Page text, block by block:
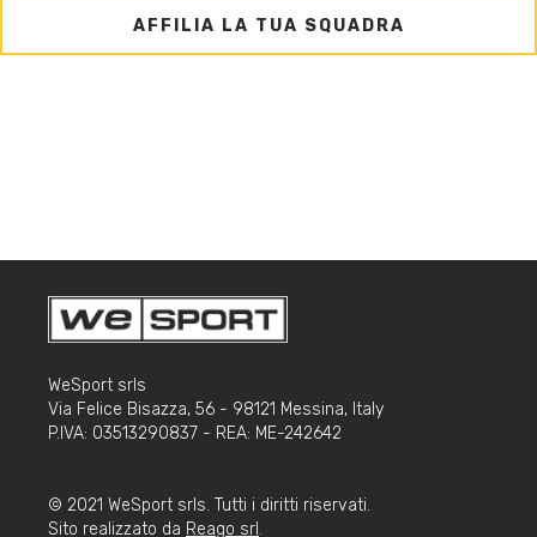
AFFILIA LA TUA SQUADRA
WeSport srls
Via Felice Bisazza, 56 - 98121 Messina, Italy
P.IVA: 03513290837 - REA: ME-242642
© 2021 WeSport srls. Tutti i diritti riservati.
Sito realizzato da Reago srl .